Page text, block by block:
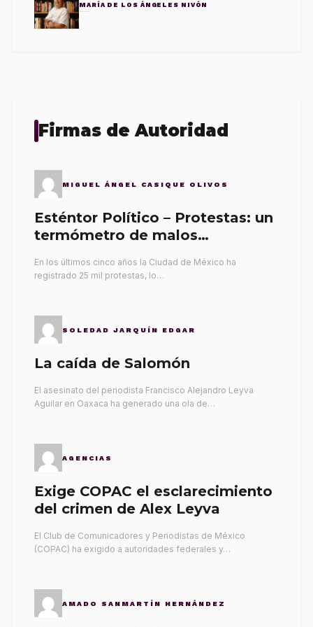
MARÍA DE LOS ÁNGELES NIVÓN
Firmas de Autoridad
MIGUEL ÁNGEL CASIQUE OLIVOS
Esténtor Político – Protestas: un
termómetro de malos
En los últimos cinco años la Ciudad de México ha
registrado 25 mil protestas, lo…
SOLEDAD JARQUÍN EDGAR
La caída de Salomón
El asesinato del periodista Francisco Alejandro Leyva
Aguilar en Oaxaca ha generado una ola de…
AGENCIAS
Exige COPAC el esclarecimiento
del crimen de Alex Leyva
El Club de Comunicadores y Periodistas de México
(COPAC) ha exigido a autoridades federales y…
AMADO SANMARTÍN HERNÁNDEZ